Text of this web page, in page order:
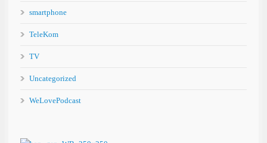
smartphone
TeleKom
TV
Uncategorized
WeLovePodcast